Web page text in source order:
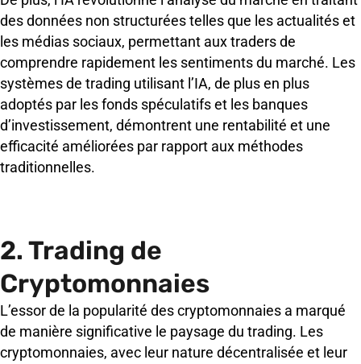
des données non structurées telles que les actualités et
les médias sociaux, permettant aux traders de
comprendre rapidement les sentiments du marché. Les
systèmes de trading utilisant l’IA, de plus en plus
adoptés par les fonds spéculatifs et les banques
d’investissement, démontrent une rentabilité et une
efficacité améliorées par rapport aux méthodes
traditionnelles.
2. Trading de
Cryptomonnaies
L’essor de la popularité des cryptomonnaies a marqué
de manière significative le paysage du trading. Les
cryptomonnaies, avec leur nature décentralisée et leur